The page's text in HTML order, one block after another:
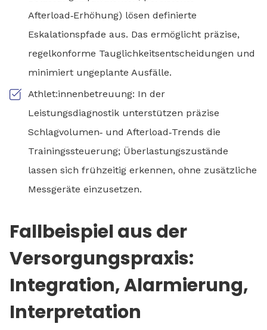
Afterload‑Erhöhung) lösen definierte
Eskalationspfade aus. Das ermöglicht präzise,
regelkonforme Tauglichkeitsentscheidungen und
minimiert ungeplante Ausfälle.
Athlet:innenbetreuung: In der
Leistungsdiagnostik unterstützen präzise
Schlagvolumen‑ und Afterload‑Trends die
Trainingssteuerung; Überlastungszustände
lassen sich frühzeitig erkennen, ohne zusätzliche
Messgeräte einzusetzen.
Fallbeispiel aus der
Versorgungspraxis:
Integration, Alarmierung,
Interpretation